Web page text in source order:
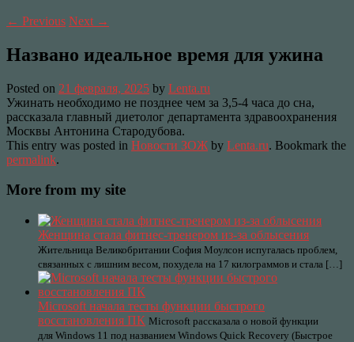
← Previous Next →
Названо идеальное время для ужина
Posted on 21 февраля, 2025 by Lenta.ru
Ужинать необходимо не позднее чем за 3,5-4 часа до сна,
рассказала главный диетолог департамента здравоохранения
Москвы Антонина Стародубова.
This entry was posted in Новости ЗОЖ by Lenta.ru. Bookmark the
permalink.
More from my site
Женщина стала фитнес-тренером из-за облысения
Жительница Великобритании София Моулсон испугалась проблем,
связанных с лишним весом, похудела на 17 килограммов и стала […]
Microsoft начала тесты функции быстрого
восстановления ПК Microsoft рассказала о новой функции
для Windows 11 под названием Windows Quick Recovery (Быстрое